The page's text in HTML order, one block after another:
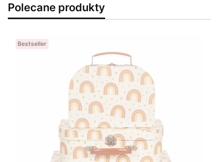
Polecane produkty
Bestseller